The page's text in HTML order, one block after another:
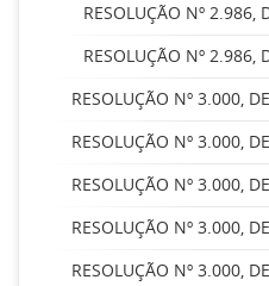
RESOLUÇÃO Nº 2.986,
RESOLUÇÃO Nº 2.986,
RESOLUÇÃO Nº 3.000,
RESOLUÇÃO Nº 3.000,
RESOLUÇÃO Nº 3.000,
RESOLUÇÃO Nº 3.000,
RESOLUÇÃO Nº 3.000,